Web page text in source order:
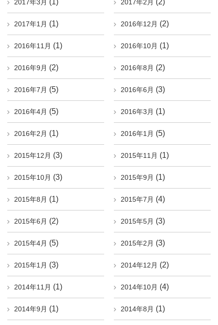
2017年3月 (1) 2017年2月 (2)
2017年1月 (1) 2016年12月 (2)
2016年11月 (1) 2016年10月 (1)
2016年9月 (2) 2016年8月 (2)
2016年7月 (5) 2016年6月 (3)
2016年4月 (5) 2016年3月 (1)
2016年2月 (1) 2016年1月 (5)
2015年12月 (3) 2015年11月 (1)
2015年10月 (3) 2015年9月 (1)
2015年8月 (1) 2015年7月 (4)
2015年6月 (2) 2015年5月 (3)
2015年4月 (5) 2015年2月 (3)
2015年1月 (3) 2014年12月 (2)
2014年11月 (1) 2014年10月 (4)
2014年9月 (1) 2014年8月 (1)